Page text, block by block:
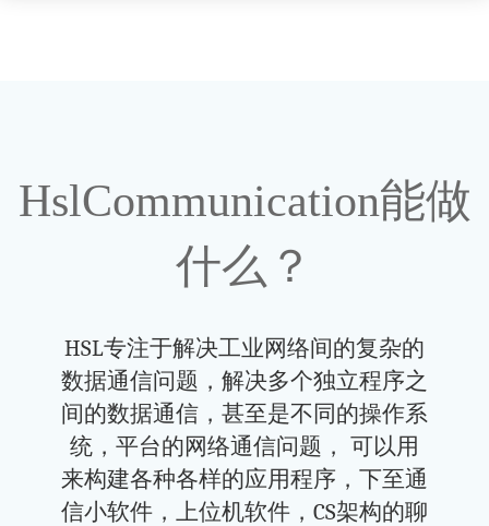
HslCommunication能做
什么？
HSL专注于解决工业网络间的复杂的
数据通信问题，解决多个独立程序之
间的数据通信，甚至是不同的操作系
统，平台的网络通信问题， 可以用
来构建各种各样的应用程序，下至通
信小软件，上位机软件，CS架构的聊